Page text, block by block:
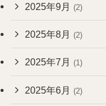
2025年9月 (2)
2025年8月 (2)
2025年7月 (1)
2025年6月 (2)